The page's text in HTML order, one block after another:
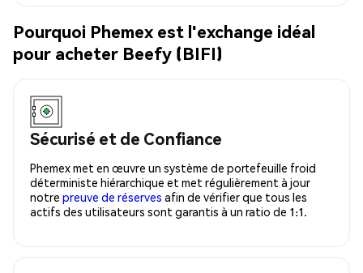
Pourquoi Phemex est l'exchange idéal
pour acheter Beefy (BIFI)
Sécurisé et de Confiance
Phemex met en œuvre un système de portefeuille froid
déterministe hiérarchique et met régulièrement à jour
notre preuve de réserves afin de vérifier que tous les
actifs des utilisateurs sont garantis à un ratio de 1:1.